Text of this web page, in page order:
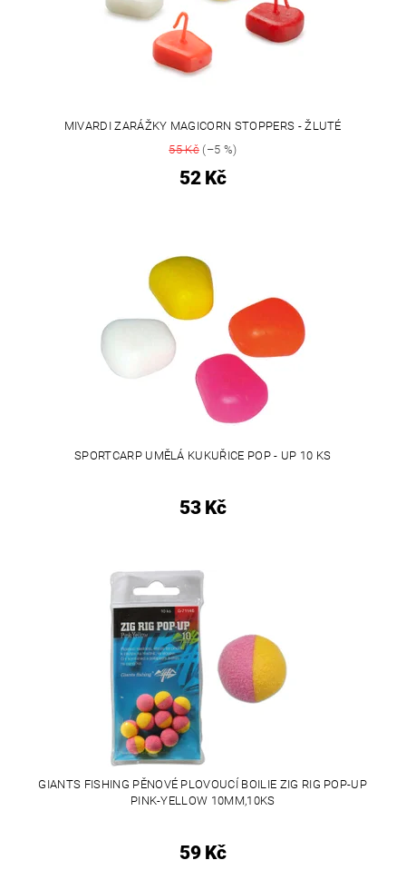
MIVARDI ZARÁŽKY MAGICORN STOPPERS - ŽLUTÉ
55 Kč(–5 %)
52 Kč
SPORTCARP UMĚLÁ KUKUŘICE POP - UP 10 KS
53 Kč
GIANTS FISHING PĚNOVÉ PLOVOUCÍ BOILIE ZIG RIG POP-UP
PINK-YELLOW 10MM,10KS
59 Kč